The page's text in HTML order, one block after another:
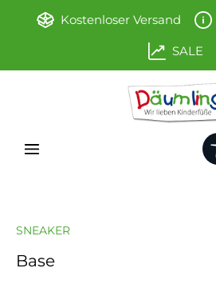
Zum Hauptinhalt springen
Kostenloser Versand
SALE
SNEAKER
Base